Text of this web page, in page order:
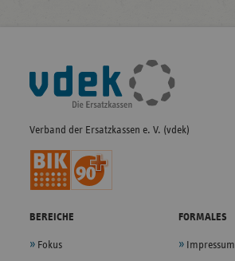
Fußleisten-
Navigation
Verband der Ersatzkassen e. V. (vdek)
BEREICHE
Fokus
FORMALES
Impressum